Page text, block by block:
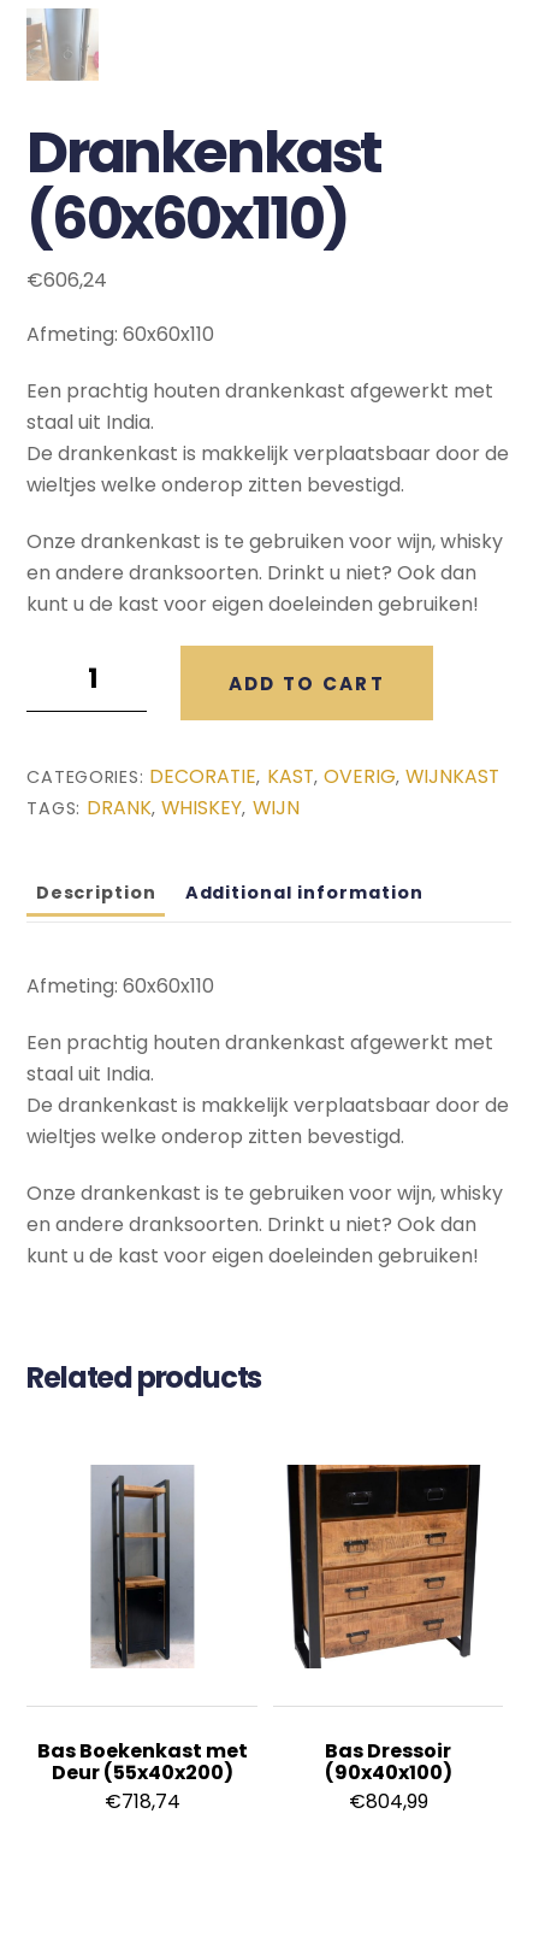
Drankenkast
(60x60x110)
€606,24
Afmeting: 60x60x110
Een prachtig houten drankenkast afgewerkt met
staal uit India.
De drankenkast is makkelijk verplaatsbaar door de
wieltjes welke onderop zitten bevestigd.
Onze drankenkast is te gebruiken voor wijn, whisky
en andere dranksoorten. Drinkt u niet? Ook dan
kunt u de kast voor eigen doeleinden gebruiken!
(60x60x110)
ADD TO CART
CATEGORIES: DECORATIE, KAST, OVERIG,WIJNKAST
TAGS: DRANK,WHISKEY, WIJN
Description Additional information
Afmeting: 60x60x110
Een prachtig houten drankenkast afgewerkt met
staal uit India.
De drankenkast is makkelijk verplaatsbaar door de
wieltjes welke onderop zitten bevestigd.
Onze drankenkast is te gebruiken voor wijn, whisky
en andere dranksoorten. Drinkt u niet? Ook dan
kunt u de kast voor eigen doeleinden gebruiken!
Related products
Bas Boekenkast met
Deur (55x40x200)
€718,74
Bas Dressoir
(90x40x100)
€804,99